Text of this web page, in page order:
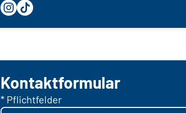
Kontaktformular
* Pflichtfelder